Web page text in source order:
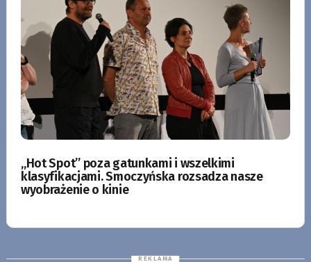
„Hot Spot” poza gatunkami i wszelkimi
klasyfikacjami. Smoczyńska rozsadza nasze
wyobrażenie o kinie